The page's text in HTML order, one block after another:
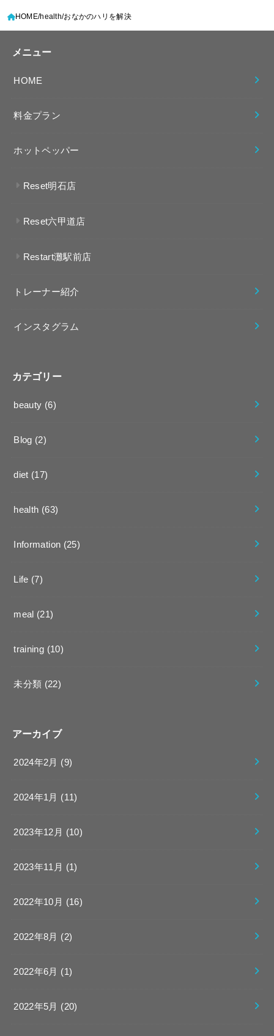
HOME health おなかのハリを解決
メニュー
HOME
料金プラン
ホットペッパー
Reset明石店
Reset六甲道店
Restart灘駅前店
トレーナー紹介
インスタグラム
カテゴリー
beauty (6)
Blog (2)
diet (17)
health (63)
Information (25)
Life (7)
meal (21)
training (10)
未分類 (22)
アーカイブ
2024年2月 (9)
2024年1月 (11)
2023年12月 (10)
2023年11月 (1)
2022年10月 (16)
2022年8月 (2)
2022年6月 (1)
2022年5月 (20)